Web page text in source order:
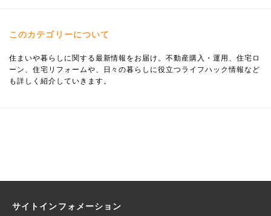
このカテゴリーについて
住まいや暮らしに関する最新情報をお届け。不動産購入・運用、住宅ロ
ーン、住宅リフォームや、日々の暮らしに役立つライフハック情報など
も詳しく紹介していきます。
サイトインフォメーション